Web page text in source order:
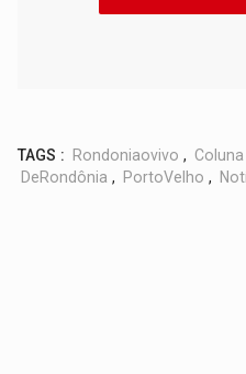
TAGS : Rondoniaovivo , Coluna
DeRondônia , PortoVelho ,